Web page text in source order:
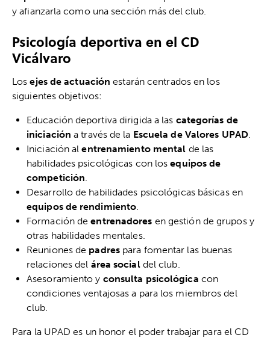
y afianzarla como una sección más del club.
Psicología deportiva en el CD
Vicálvaro
Losejes de actuación estarán centrados en los
siguientes objetivos:
Educación deportiva dirigida a las categorías de
iniciación a través de la Escuela de Valores UPAD.
Iniciación alentrenamiento mental de las
habilidades psicológicas con losequipos de
competición.
Desarrollo de habilidades psicológicas básicas en
equipos de rendimiento.
Formación deentrenadores en gestión de grupos y
otras habilidades mentales.
Reuniones de padrespara fomentar las buenas
relaciones del área socialdel club.
Asesoramiento y consulta psicológica con
condiciones ventajosas a para los miembros del
club.
Para la UPAD es un honor el poder trabajar para el CD